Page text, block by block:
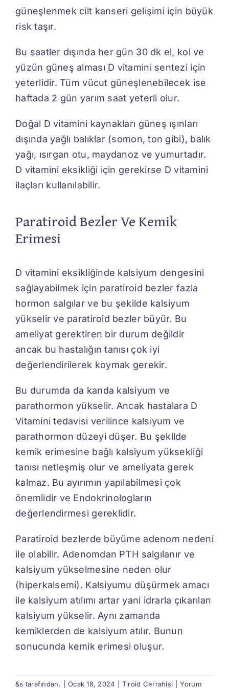
güneşlenmek cilt kanseri gelişimi için büyük
risk taşır.
Bu saatler dışında her gün 30 dk el, kol ve
yüzün güneş alması D vitamini sentezi için
yeterlidir. Tüm vücut güneşlenebilecek ise
haftada 2 gün yarım saat yeterli olur.
Doğal D vitamini kaynakları güneş ışınları
dışında yağlı balıklar (somon, ton gibi), balık
yağı, ısırgan otu, maydanoz ve yumurtadır.
D vitamini eksikliği için gerekirse D vitamini
ilaçları kullanılabilir.
Paratiroid Bezler Ve Kemik
Erimesi
D vitamini eksikliğinde kalsiyum dengesini
sağlayabilmek için paratiroid bezler fazla
hormon salgılar ve bu şekilde kalsiyum
yükselir ve paratiroid bezler büyür. Bu
ameliyat gerektiren bir durum değildir
ancak bu hastalığın tanısı çok iyi
değerlendirilerek koymak gerekir.
Bu durumda da kanda kalsiyum ve
parathormon yükselir. Ancak hastalara D
Vitamini tedavisi verilince kalsiyum ve
parathormon düzeyi düşer. Bu şekilde
kemik erimesine bağlı kalsiyum yüksekliği
tanısı netleşmiş olur ve ameliyata gerek
kalmaz. Bu ayırımın yapılabilmesi çok
önemlidir ve Endokrinologların
değerlendirmesi gereklidir.
Paratiroid bezlerde büyüme adenom nedeni
ile olabilir. Adenomdan PTH salgılanır ve
kalsiyum yükselmesine neden olur
(hiperkalsemi). Kalsiyumu düşürmek amacı
ile kalsiyum atılımı artar yani idrarla çıkarılan
kalsiyum yükselir. Aynı zamanda
kemiklerden de kalsiyum atılır. Bunun
sonucunda kemik erimesi oluşur.
&s tarafından. Ocak 18, 2024 Tiroid Cerrahisi
Yorum